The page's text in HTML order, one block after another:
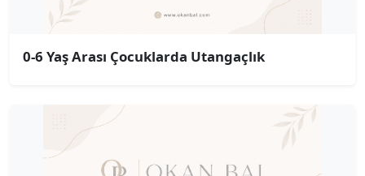
0-6 Yaş Arası Çocuklarda Utangaçlık